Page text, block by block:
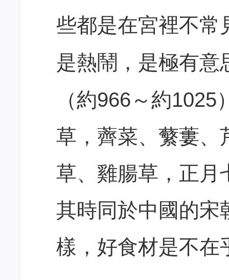
些都是在宮裡不常
是熱鬧，是極有意
（約966～約
草，薺菜、蘩蔞、
草、雞腸草，正月
其時同於中國的宋
樣，好食材是不在